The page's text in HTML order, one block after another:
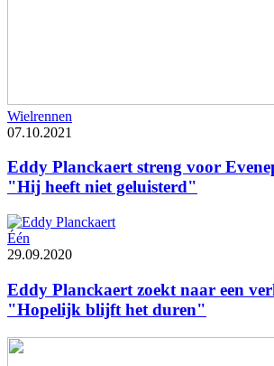
Wielrennen
07.10.2021
Eddy Planckaert streng voor
"Hij heeft niet geluisterd"
Één
29.09.2020
Eddy Planckaert zoekt naar een
"Hopelijk blijft het duren"